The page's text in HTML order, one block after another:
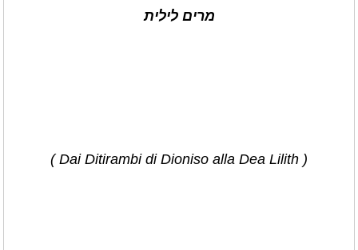
מרים לילית
( Dai Ditirambi di Dioniso alla Dea Lilith )